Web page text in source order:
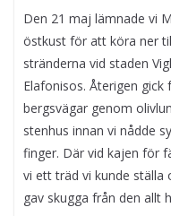
Den 21 maj lämnade vi
östkust för att köra ner
stränderna vid staden
Elafonisos. Återigen
bergsvägar genom
stenhus innan vi nådde
finger. Där vid kajen för
vi ett träd vi kunde ställa
gav skugga från den allt